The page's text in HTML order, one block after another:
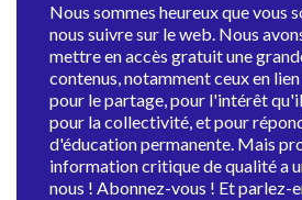
Nous sommes heureux que vous
nous suivre sur le web. Nous
mettre en accès gratuit une
contenus, notamment ceux en
pour le partage, pour l'intérêt
pour la collectivité, et pour
d'éducation permanente. Mais
information critique de qualité a
nous ! Abonnez-vous ! Et parlez-